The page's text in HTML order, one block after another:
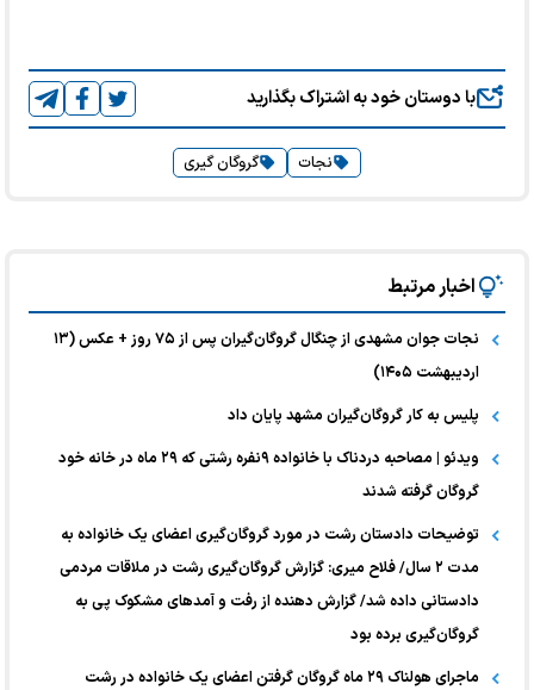
با دوستان خود به اشتراک بگذارید
نجات گروگان گیری
اخبار مرتبط
نجات جوان مشهدی از چنگال گروگان‌گیران پس از ۷۵ روز + عکس (۱۳
اردیبهشت ۱۴۰۵)
پلیس به کار گروگان‌گیران مشهد پایان داد
ویدئو | مصاحبه دردناک با خانواده‌ ۹نفره رشتی که ۲۹ ماه در خانه خود
گروگان گرفته شدند
توضیحات دادستان رشت در مورد گروگان‌گیری اعضای یک خانواده به
مدت ۲ سال/ فلاح میری: گزارش گروگان‌گیری رشت در ملاقات مردمی
دادستانی داده شد/ گزارش دهنده از رفت و آمد‌های مشکوک پی به
گروگان‌گیری برده بود
ماجرای هولناک ۲۹ ماه گروگان گرفتن اعضای یک خانواده در رشت